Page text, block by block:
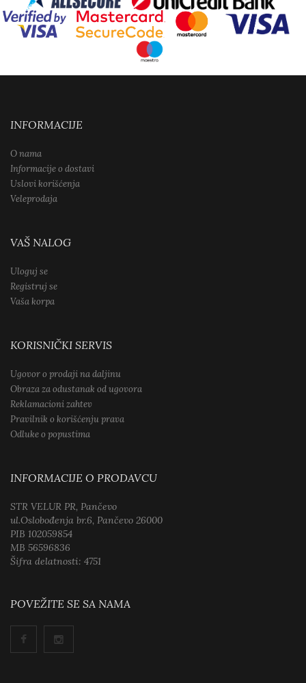
INFORMACIJE
O nama
Informacije o dostavi
Uslovi korišćenja
Veleprodaja
VAŠ NALOG
Uloguj se
Registruj se
Vaša korpa
KORISNIČKI SERVIS
Ugovor o prodaji na daljinu
Obraza za odustanak od ugovora
Reklamacioni zahtev
Pravilnik o korišćenju prava
Odluke o popustima
INFORMACIJE O PRODAVCU
STR VELUR PR, Pančevo
ul.Oslobođenja br.6, Pančevo 26000
PIB 102059854
MB 56596836
Šifra delatnosti: 4751
POVEŽITE SE SA NAMA